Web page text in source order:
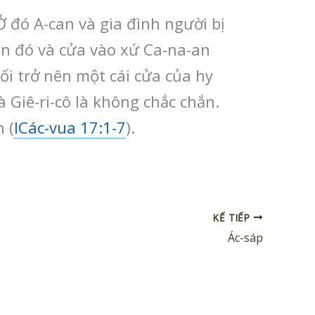
đó A-can và gia đình người bị
đó và cửa vào xứ Ca-na-an
trở nên một cái cửa của hy
ri-cô là không chắc chắn.
(ICác-vua 17:1-7).
KẾ TIẾP
Ác-sáp